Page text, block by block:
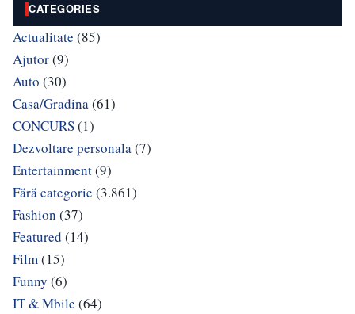
CATEGORIES
Actualitate (85)
Ajutor(9)
Auto (30)
Casa/Gradina(61)
CONCURS(1)
Dezvoltare personala(7)
Entertainment(9)
Fără categorie (3.861)
Fashion (37)
Featured (14)
Film(15)
Funny (6)
IT & Mbile (64)